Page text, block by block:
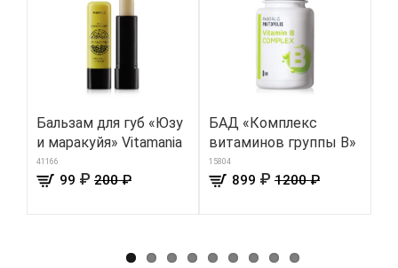
Бальзам для губ «Юзу
и маракуйя» Vitamania
41166
99 ₽ 200 ₽
БАД «Комплекс
витаминов группы В»
15804
899 ₽ 1200 ₽